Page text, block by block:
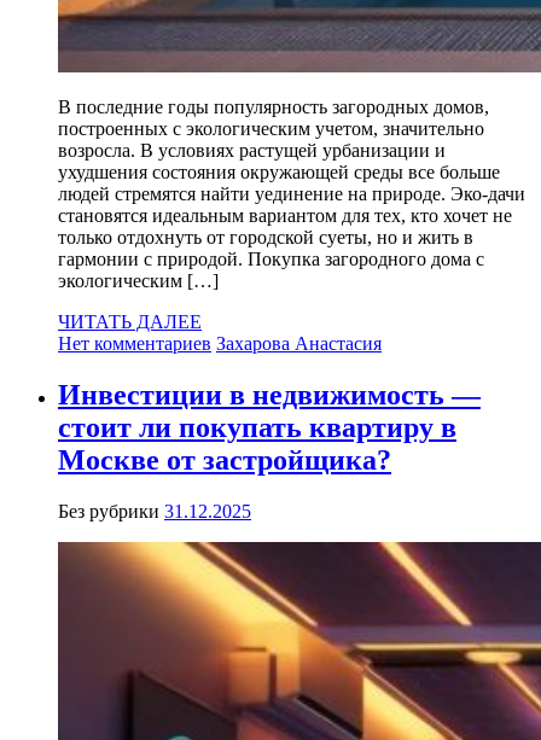
В последние годы популярность загородных домов,
построенных с экологическим учетом, значительно
возросла. В условиях растущей урбанизации и
ухудшения состояния окружающей среды все больше
людей стремятся найти уединение на природе. Эко-дачи
становятся идеальным вариантом для тех, кто хочет не
только отдохнуть от городской суеты, но и жить в
гармонии с природой. Покупка загородного дома с
экологическим […]
ЧИТАТЬ ДАЛЕЕ
Нет комментариев Захарова Анастасия
Инвестиции в недвижимость —
стоит ли покупать квартиру в
Москве от застройщика?
Без рубрики 31.12.2025